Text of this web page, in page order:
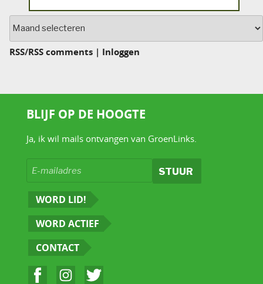
RSS/RSS comments | Inloggen
BLIJF OP DE HOOGTE
Ja, ik wil mails ontvangen van GroenLinks.
WORD LID!
WORD ACTIEF
CONTACT